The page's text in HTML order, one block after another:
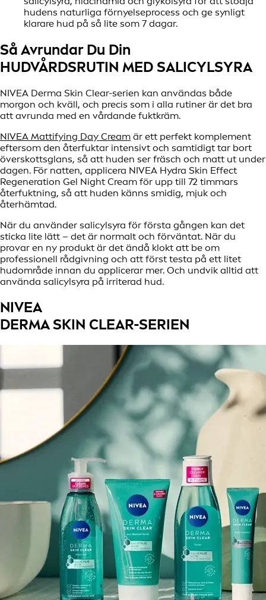
hudens naturliga förnyelseprocess och ge synligt
klarare hud på så lite som 7 dagar.
Så Avrundar Du Din
HUDVÅRDSRUTIN MED SALICYLSYRA
NIVEA Derma Skin Clear-serien kan användas både
morgon och kväll, och precis som i alla rutiner är det bra
att avrunda med en vårdande fuktkräm.
NIVEA Mattifying Day Cream är ett perfekt komplement
eftersom den återfuktar intensivt och samtidigt tar bort
överskottsglans, så att huden ser fräsch och matt ut under
dagen. För natten, applicera NIVEA Hydra Skin Effect
Regeneration Gel Night Cream för upp till 72 timmars
återfuktning, så att huden känns smidig, mjuk och
återhämtad.
När du använder salicylsyra för första gången kan det
sticka lite lätt – det är normalt och förväntat. När du
provar en ny produkt är det ändå klokt att be om
professionell rådgivning och att först testa på ett litet
hudområde innan du applicerar mer. Och undvik alltid att
använda salicylsyra på irriterad hud.
NIVEA
DERMA SKIN CLEAR-SERIEN